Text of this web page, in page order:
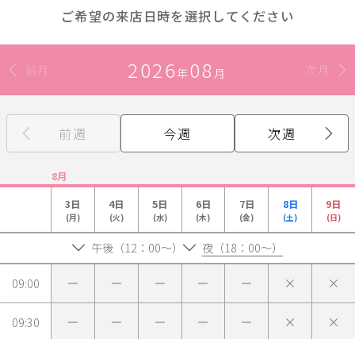
掲載のご案内
掲載の申込み
掲載店様ログイン
閉じる
ご希望の来店日時を選択してください
前月 2026年08 月 次月
前週 今週 次週
8月
3日
(月)
4日
(火)
5日
(水)
6日
(木)
7日
(金)
8日
(土)
9日
(日)
午後（12：00～） 夜（18：00～）
09:00
09:30